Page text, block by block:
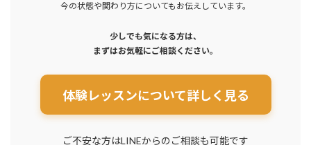
今の状態や関わり方についてもお伝えしています。
少しでも気になる方は、
まずはお気軽にご相談ください。
体験レッスンについて詳しく見る
ご不安な方はLINEからのご相談も可能です